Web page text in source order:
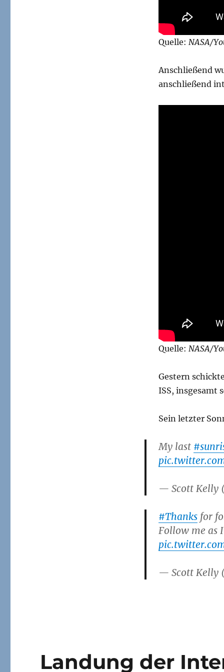
Quelle: NASA/
Anschließend
anschließend
Quelle: NASA/
Gestern
ISS, insgesamt
Sein letzter
My last
— Scott Kelly
#Thanksfor
Follow me as
— Scott Kelly
Landung der